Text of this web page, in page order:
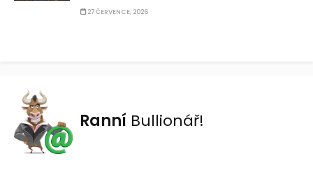
27 ČERVENCE, 2026
Ranní Bullionář!